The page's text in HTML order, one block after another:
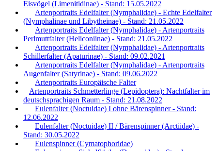
Eisvögel (Limenitidinae) - Stand: 15.05.2022
Artenportraits Edelfalter (Nymphalidae) - Echte Edelfalter
(Nymphalinae und Libytheinae) - Stand: 21.05.2022
Artenportraits Edelfalter (Nymphalidae) - Artenportraits
Perlmuttfalter (Heliconiinae) - Stand: 21.05.2022
Artenportraits Edelfalter (Nymphalidae) - Artenportraits
Schillerfalter (Apaturinae) - Stand: 09.02.2021
Artenportraits Edelfalter (Nymphalidae) - Artenportraits
Augenfalter (Satyrinae) - Stand: 09.06.2022
Artenportraits Europäische Falter
Artenportraits Schmetterlinge (Lepidoptera): Nachtfalter im
deutschsprachigen Raum - Stand: 21.08.2022
Eulenfalter (Noctuidae) I ohne Bärenspinner - Stand:
12.06.2022
Eulenfalter (Noctuidae) II / Bärenspinner (Arctiidae) -
Stand: 30.05.2022
Eulenspinner (Cymatophoridae)